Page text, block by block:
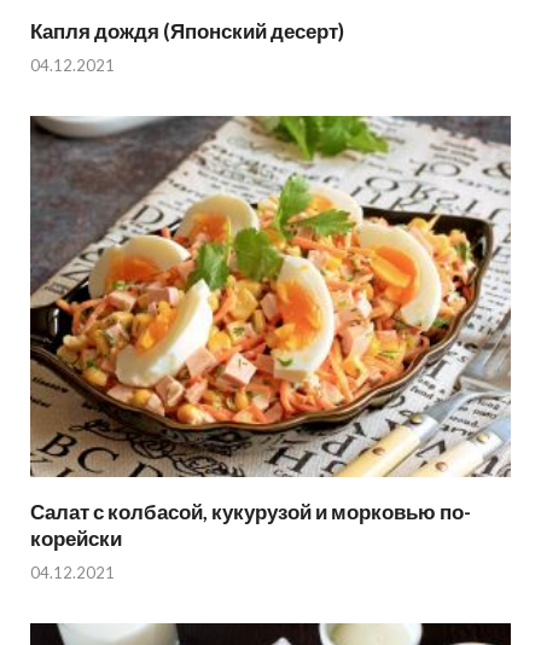
Капля дождя (Японский десерт)
04.12.2021
Салат с колбасой, кукурузой и морковью по-
корейски
04.12.2021